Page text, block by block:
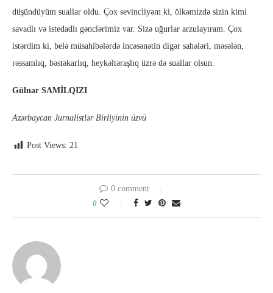
düşündüyüm suallar oldu. Çox sevincliyəm ki, ölkəmizdə sizin kimi
savadlı və istedadlı gənclərimiz var. Sizə uğurlar arzulayıram. Çox
istərdim ki, belə müsahibələrdə incəsənətin digər sahələri, məsələn,
rəssamlıq, bəstəkarlıq, heykəltəraşlıq üzrə də suallar olsun.
Gülnar SAMİLQIZI
Azərbaycan Jurnalistlər Birliyinin üzvü
Post Views: 21
0 comment
0